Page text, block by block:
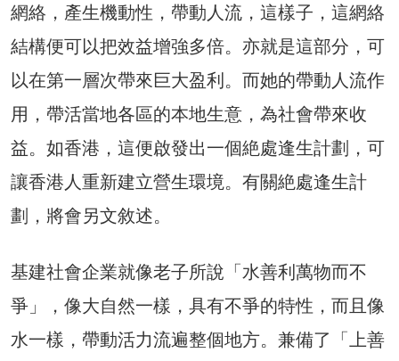
網絡，產生機動性，帶動人流，這樣子，這網絡
結構便可以把效益增強多倍。亦就是這部分，可
以在第一層次帶來巨大盈利。而她的帶動人流作
用，帶活當地各區的本地生意，為社會帶來收
益。如香港，這便啟發出一個絶處逢生計劃，可
讓香港人重新建立營生環境。有關絶處逢生計
劃，將會另文敘述。
基建社會企業就像老子所說「水善利萬物而不
爭」，像大自然一樣，具有不爭的特性，而且像
水一樣，帶動活力流遍整個地方。兼備了「上善